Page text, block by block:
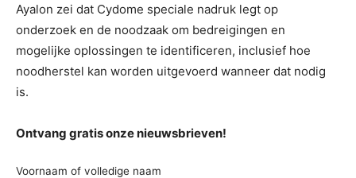
Ayalon zei dat Cydome speciale nadruk legt op
onderzoek en de noodzaak om bedreigingen en
mogelijke oplossingen te identificeren, inclusief hoe
noodherstel kan worden uitgevoerd wanneer dat nodig
is.
Ontvang gratis onze nieuwsbrieven!
Voornaam of volledige naam